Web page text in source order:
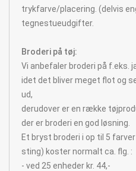
trykfarve/placering. (delvis
tegnestueudgifter.
Broderi på tøj:
Vi anbefaler broderi på f.eks.
idet det bliver meget flot og
ud,
derudover er en række
der er broderi en god løsning.
Et bryst broderi i op til 5
sting) koster normalt ca. flg. :
- ved 25 enheder kr. 44,-